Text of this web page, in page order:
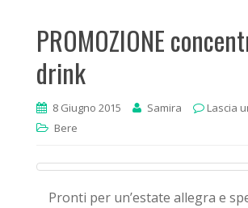
PROMOZIONE
drink
8 Giugno 2015 Samira
Lascia
Bere
Pronti per un’estate allegra e